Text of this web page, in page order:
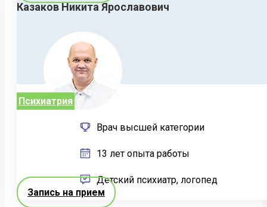
Казаков Никита Ярославович
Психиатрия
Врач высшей категории
13 лет опыта работы
Детский психиатр, логопед
Запись на прием